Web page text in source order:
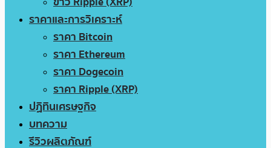
ราคาและการวิเคราะห์
ราคา Bitcoin
ราคา Ethereum
ราคา Dogecoin
ราคา Ripple (XRP)
ปฏิทินเศรษฐกิจ
บทความ
รีวิวผลิตภัณฑ์